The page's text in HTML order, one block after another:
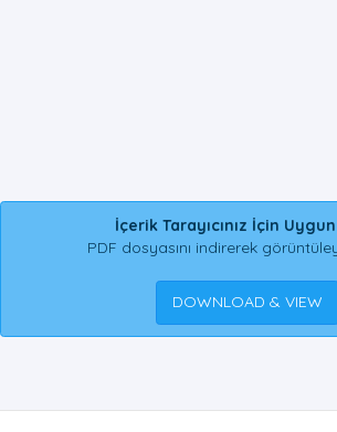
İçerik Tarayıcınız İçin
PDF dosyasını indirerek
DOWNLOAD & VIEW